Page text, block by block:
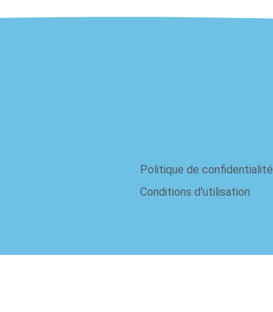
Politique de confidentialité
Conditions d'utilisation